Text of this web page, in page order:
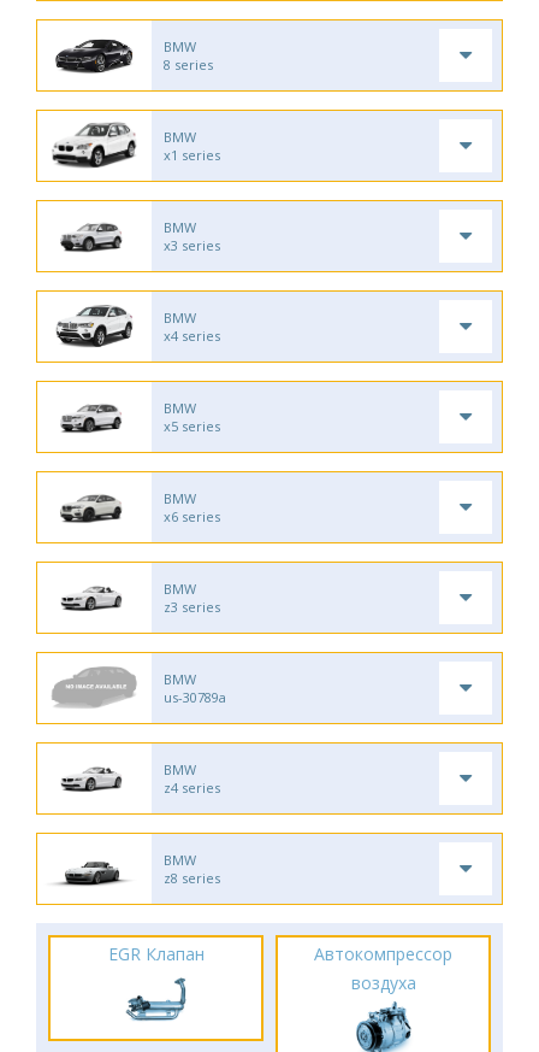
BMW
8 series
BMW
x1 series
BMW
x3 series
BMW
x4 series
BMW
x5 series
BMW
x6 series
BMW
z3 series
BMW
us-30789a
BMW
z4 series
BMW
z8 series
EGR Клапан
Автокомпрессор
воздуха